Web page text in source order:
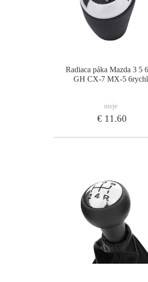
Radiaca páka Mazda 3 5
GH CX-7 MX-5 6rychl
nieje
€ 11.60